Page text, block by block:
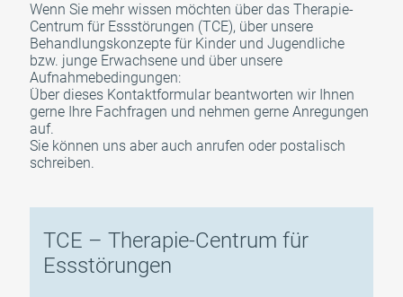
Wenn Sie mehr wissen möchten über das Therapie-
Centrum für Essstörungen (TCE), über unsere
Behandlungskonzepte für Kinder und Jugendliche
bzw. junge Erwachsene und über unsere
Aufnahmebedingungen:
Über dieses Kontaktformular beantworten wir Ihnen
gerne Ihre Fachfragen und nehmen gerne Anregungen
auf.
Sie können uns aber auch anrufen oder postalisch
schreiben.
TCE – Therapie-Centrum für
Essstörungen